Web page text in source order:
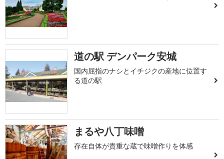
道の駅 デンパーク安城
国内屈指のナシとイチジクの産地に位置す
る道の駅
まるや八丁味噌
存在自体が貴重な蔵で味噌作りを体感